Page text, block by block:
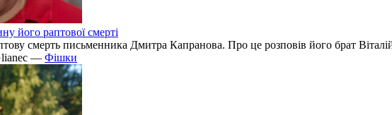
його раптової смерті
смерть письменника Дмитра Капранова. Про це розповів його брат
— Фішки